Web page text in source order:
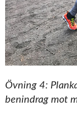
Övning 4:
benindrag mot